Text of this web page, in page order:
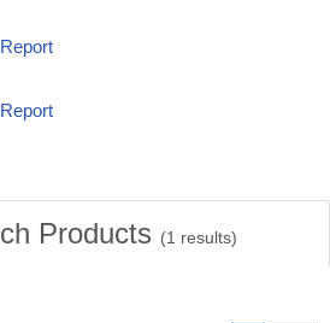
Products (1 results)